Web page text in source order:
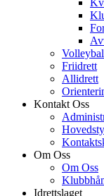
Friidrett
Allidrett
Kontakt Oss
Om Oss
Om Oss
Idrettslaget